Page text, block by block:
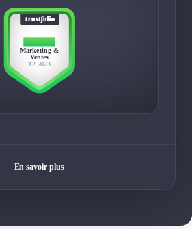
TOP 10
Marketing &
Ventes
T2 2023
En savoir plus